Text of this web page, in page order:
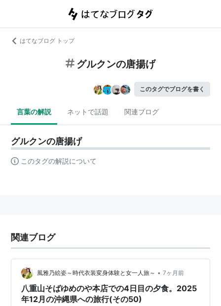
はてなブログ トップ
グルクンの唐揚げ
このタグでブログを書く
言葉の解説 ネットで話題 関連ブログ
グルクンの唐揚げ
このタグの解説について
関連ブログ
風雅乃絵姿～時代衣装変身体験と女一人旅～ • 7ヶ月前
八重山そばゆめのや本店での4日目の夕食。2025
年12月の沖縄県への旅行(その50)